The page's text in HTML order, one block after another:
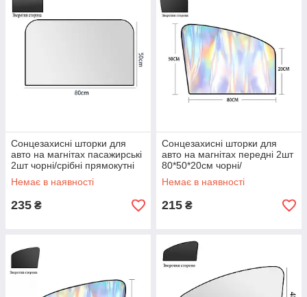
Сонцезахисні шторки для
авто на магнітах пасажирські
2шт чорні/срібні прямокутні
Немає в наявності
235 ₴
Сонцезахисні шторки для
авто на магнітах передні 2шт
80*50*20см чорні/
різнокольорові
Немає в наявності
215 ₴